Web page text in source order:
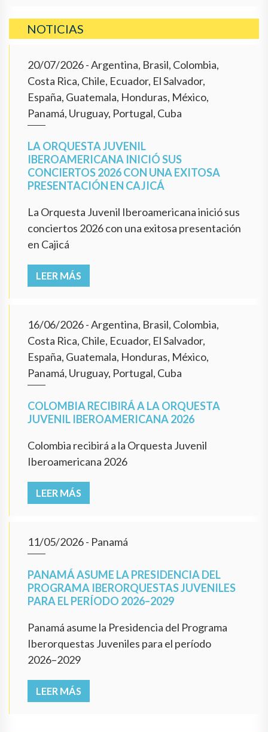
NOTICIAS
20/07/2026- Argentina, Brasil, Colombia,
Costa Rica, Chile, Ecuador, El Salvador,
España, Guatemala, Honduras, México,
Panamá, Uruguay, Portugal, Cuba
LA ORQUESTA JUVENIL
IBEROAMERICANA INICIÓ SUS
CONCIERTOS 2026 CON UNA EXITOSA
PRESENTACIÓN EN CAJICÁ
La Orquesta Juvenil Iberoamericana inició sus
conciertos 2026 con una exitosa presentación
en Cajicá
LEER MÁS
16/06/2026- Argentina, Brasil, Colombia,
Costa Rica, Chile, Ecuador, El Salvador,
España, Guatemala, Honduras, México,
Panamá, Uruguay, Portugal, Cuba
COLOMBIA RECIBIRÁ A LA ORQUESTA
JUVENIL IBEROAMERICANA 2026
Colombia recibirá a la Orquesta Juvenil
Iberoamericana 2026
LEER MÁS
11/05/2026- Panamá
PANAMÁ ASUME LA PRESIDENCIA DEL
PROGRAMA IBERORQUESTAS JUVENILES
PARA EL PERÍODO 2026–2029
Panamá asume la Presidencia del Programa
Iberorquestas Juveniles para el período
2026–2029
LEER MÁS